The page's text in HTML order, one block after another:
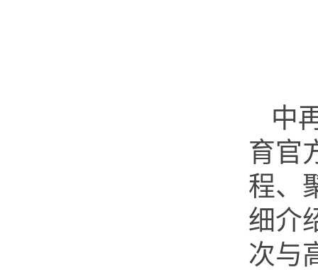
中
育官
程、
细介
次与